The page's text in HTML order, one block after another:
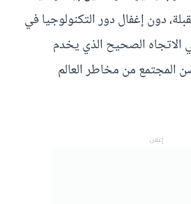
دون إغفال دور التكنولوجيا في
الاتجاه الصحيح الذي يخدم
المجتمع من مخاطر العالم
إعلان